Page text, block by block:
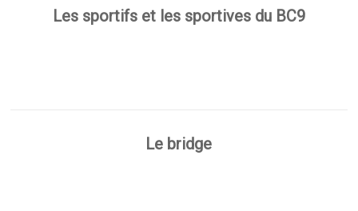
Les sportifs et les sportives du BC9
Le bridge